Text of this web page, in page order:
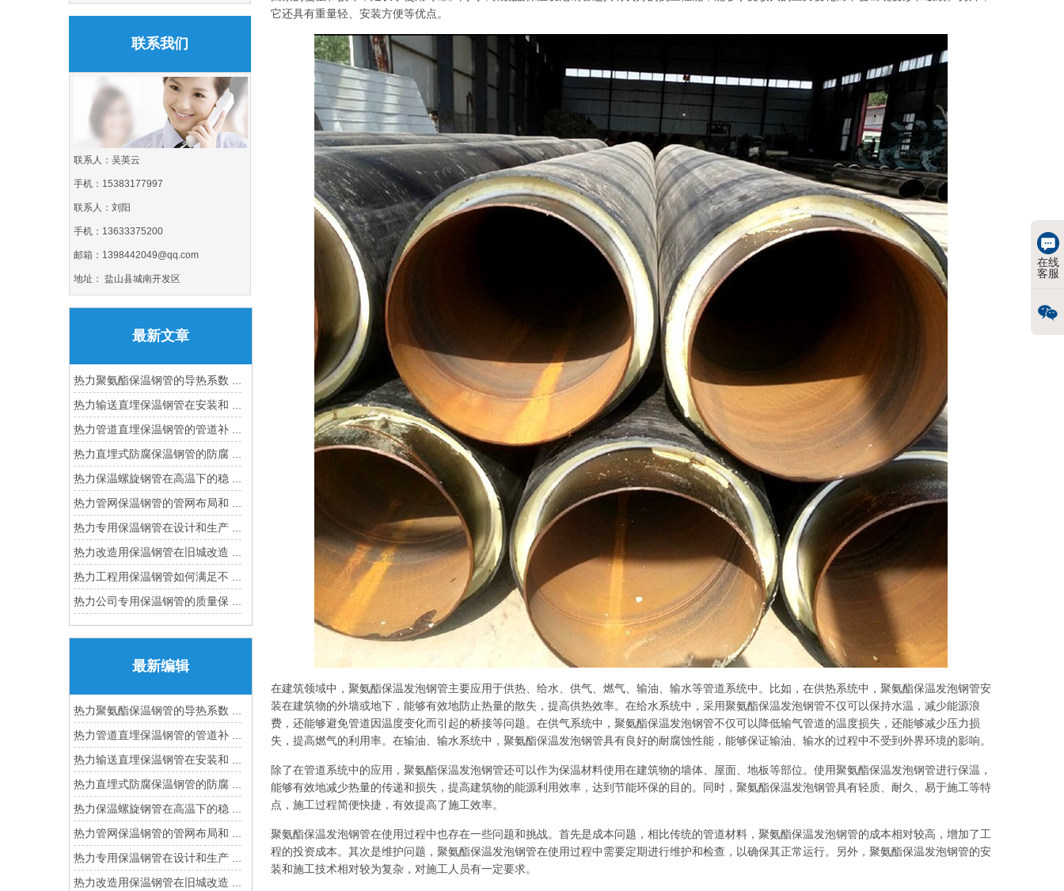
它还具有重量轻、安装方便等优点。
在建筑领域中，聚氨酯保温发泡钢管主要应用于供热、给水、供气、燃气、输油、输水等管道系统中。比如，在供热系统中，聚氨酯保温发泡钢管安
装在建筑物的外墙或地下，能够有效地防止热量的散失，提高供热效率。在给水系统中，采用聚氨酯保温发泡钢管不仅可以保持水温，减少能源浪
费，还能够避免管道因温度变化而引起的桥接等问题。在供气系统中，聚氨酯保温发泡钢管不仅可以降低输气管道的温度损失，还能够减少压力损
失，提高燃气的利用率。在输油、输水系统中，聚氨酯保温发泡钢管具有良好的耐腐蚀性能，能够保证输油、输水的过程中不受到外界环境的影响。
除了在管道系统中的应用，聚氨酯保温发泡钢管还可以作为保温材料使用在建筑物的墙体、屋面、地板等部位。使用聚氨酯保温发泡钢管进行保温，
能够有效地减少热量的传递和损失，提高建筑物的能源利用效率，达到节能环保的目的。同时，聚氨酯保温发泡钢管具有轻质、耐久、易于施工等特
点，施工过程简便快捷，有效提高了施工效率。
聚氨酯保温发泡钢管在使用过程中也存在一些问题和挑战。首先是成本问题，相比传统的管道材料，聚氨酯保温发泡钢管的成本相对较高，增加了工
程的投资成本。其次是维护问题，聚氨酯保温发泡钢管在使用过程中需要定期进行维护和检查，以确保其正常运行。另外，聚氨酯保温发泡钢管的安
装和施工技术相对较为复杂，对施工人员有一定要求。
联系我们
联系人：吴英云
手机：15383177997
联系人：刘阳
手机：13633375200
邮箱：1398442049@qq.com
地址： 盐山县城南开发区
最新文章
热力聚氨酯保温钢管的导热系数 ...
热力输送直埋保温钢管在安装和 ...
热力管道直埋保温钢管的管道补 ...
热力直埋式防腐保温钢管的防腐 ...
热力保温螺旋钢管在高温下的稳 ...
热力管网保温钢管的管网布局和 ...
热力专用保温钢管在设计和生产 ...
热力改造用保温钢管在旧城改造 ...
热力工程用保温钢管如何满足不 ...
热力公司专用保温钢管的质量保 ...
最新编辑
热力聚氨酯保温钢管的导热系数 ...
热力管道直埋保温钢管的管道补 ...
热力输送直埋保温钢管在安装和 ...
热力直埋式防腐保温钢管的防腐 ...
热力保温螺旋钢管在高温下的稳 ...
热力管网保温钢管的管网布局和 ...
热力专用保温钢管在设计和生产 ...
热力改造用保温钢管在旧城改造 ...
在线
客服